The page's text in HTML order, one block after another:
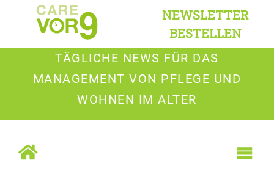
NEWSLETTER
BESTELLEN
TÄGLICHE NEWS FÜR DAS
MANAGEMENT VON PFLEGE UND
WOHNEN IM ALTER